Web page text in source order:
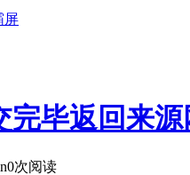
屏
完毕返回来源
0次阅读